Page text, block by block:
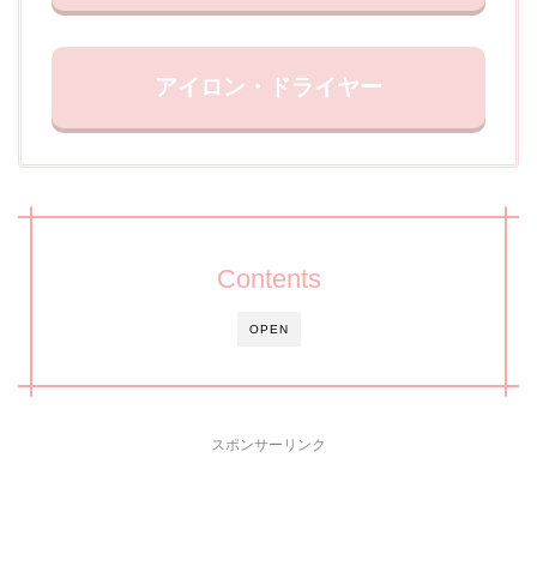
アイロン・ドライヤー
OPEN
Contents
スポンサーリンク